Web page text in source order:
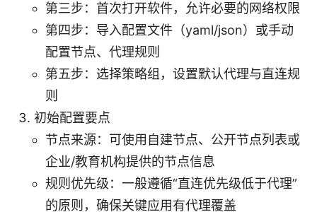
第三步：首次打开软件，允许必要的网络权限
第四步：导入配置文件（yaml/json）或手动
配置节点、代理规则
第五步：选择策略组，设置默认代理与直连规
则
初始配置要点
节点来源：可使用自建节点、公开节点列表或
企业/教育机构提供的节点信息
规则优先级：一般遵循“直连优先级低于代理”
的原则，确保关键应用有代理覆盖